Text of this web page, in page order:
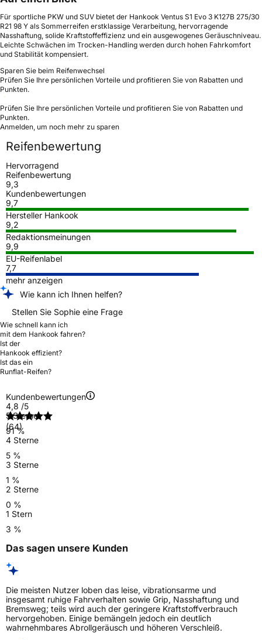
Für sportliche PKW und SUV bietet der Hankook Ventus S1 Evo 3 K127B 275/30
R21 98 Y als Sommerreifen erstklassige Verarbeitung, hervorragende
Nasshaftung, solide Kraftstoffeffizienz und ein ausgewogenes Geräuschniveau.
Leichte Schwächen im Trocken-Handling werden durch hohen Fahrkomfort
und Stabilität kompensiert.
Sparen Sie beim Reifenwechsel
Prüfen Sie Ihre persönlichen Vorteile und profitieren Sie von Rabatten und
Punkten.
Prüfen Sie Ihre persönlichen Vorteile und profitieren Sie von Rabatten und
Punkten.
Anmelden, um noch mehr zu sparen
Reifenbewertung
Hervorragend
Reifenbewertung
9,3
Kundenbewertungen
9,7
Hersteller Hankook
9,2
Redaktionsmeinungen
9,9
EU-Reifenlabel
7,7
mehr anzeigen
Wie kann ich Ihnen helfen?
Stellen Sie Sophie eine Frage
Wie schnell kann ich
mit dem Hankook fahren?
Ist der
Hankook effizient?
Ist das ein
Runflat-Reifen?
Kundenbewertungen
4,8 /5
(64)
5 Sterne
91 %
4 Sterne
5 %
3 Sterne
1 %
2 Sterne
0 %
1 Stern
3 %
Das sagen unsere Kunden
Die meisten Nutzer loben das leise, vibrationsarme und
insgesamt ruhige Fahrverhalten sowie Grip, Nasshaftung und
Bremsweg; teils wird auch der geringere Kraftstoffverbrauch
hervorgehoben. Einige bemängeln jedoch ein deutlich
wahrnehmbares Abrollgeräusch und höheren Verschleiß.